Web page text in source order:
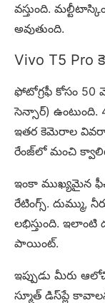
వస్తుంది.
అవుతుంది.
Vivo T5
ఫోటోగ్రఫీ కోసం 50
సెన్సార్) ఉంటుంది.
ఇతర కెమెరాల
రేంజ్‌లో మంచి
ఇంకా ముఖ్యమైన
రేటింగ్స్. దుమ్ము,
లభిస్తుంది.
పాయింట్.
ఇప్పుడు మీరు
స్మూత్ డిస్‌ప్లే